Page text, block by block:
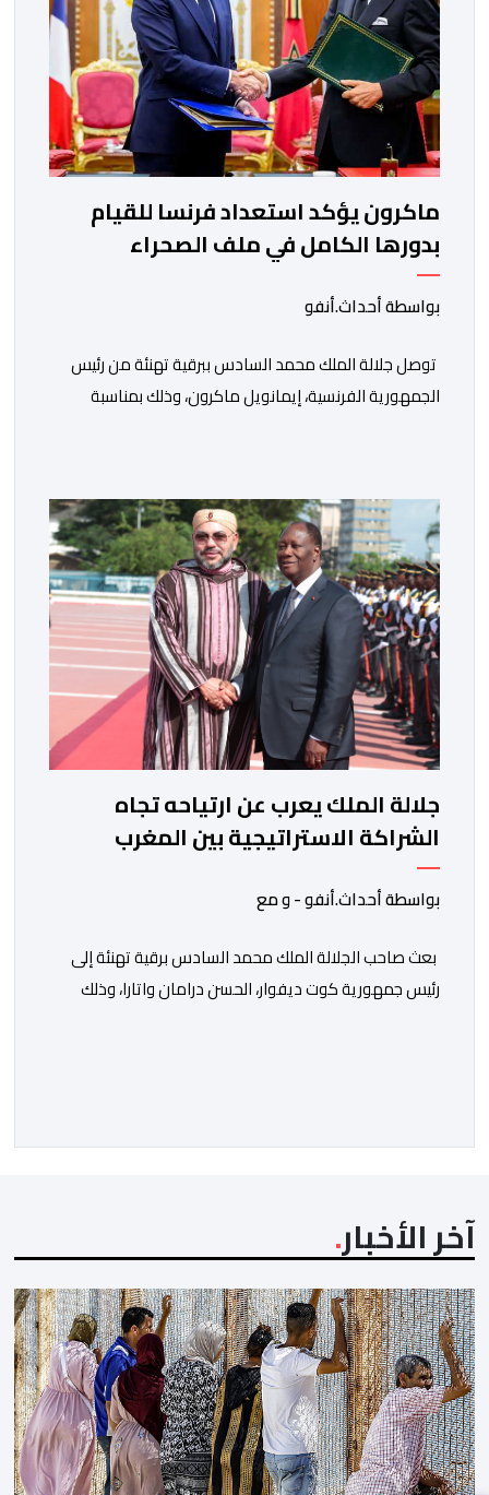
ماكرون يؤكد استعداد فرنسا للقيام
بدورها الكامل في ملف الصحراء
بواسطة أحداث.أنفو
توصل جلالة الملك محمد السادس ببرقية تهنئة من رئيس
الجمهورية الفرنسية، إيمانويل ماكرون، وذلك بمناسبة
مجددا التعبير لجلالته عن مشاعر الصداقة العميقة والمتينة
التي تكنها فرنسا وشعبها للمغرب وللشعب المغربي. وقال
الرئيس الفرنسي “لا يساورني أي شك في أن […]
جلالة الملك يعرب عن ارتياحه تجاه
الشراكة الاستراتيجية بين المغرب
والكوت ديفوار
بواسطة أحداث.أنفو - و مع
بعث صاحب الجلالة الملك محمد السادس برقية تهنئة إلى
رئيس جمهورية كوت ديفوار، الحسن درامان واتارا، وذلك
المغربية وجمهورية كوت ديفوار، بحكم […]
آخر الأخبار